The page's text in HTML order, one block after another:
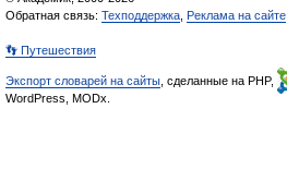
Обратная связь: Техподдержка Реклама на сайте
👣 Путешествия
Экспорт словарей на сайты , сделанные на PHP,
WordPress, MODx.